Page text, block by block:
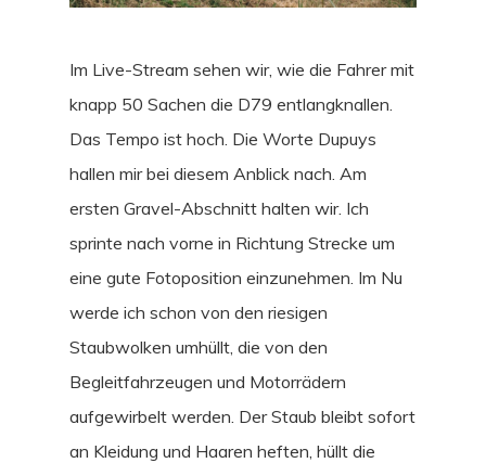
Im Live-Stream sehen wir, wie die Fahrer mit
knapp 50 Sachen die D79 entlangknallen.
Das Tempo ist hoch. Die Worte Dupuys
hallen mir bei diesem Anblick nach. Am
ersten Gravel-Abschnitt halten wir. Ich
sprinte nach vorne in Richtung Strecke um
eine gute Fotoposition einzunehmen. Im Nu
werde ich schon von den riesigen
Staubwolken umhüllt, die von den
Begleitfahrzeugen und Motorrädern
aufgewirbelt werden. Der Staub bleibt sofort
an Kleidung und Haaren heften, hüllt die